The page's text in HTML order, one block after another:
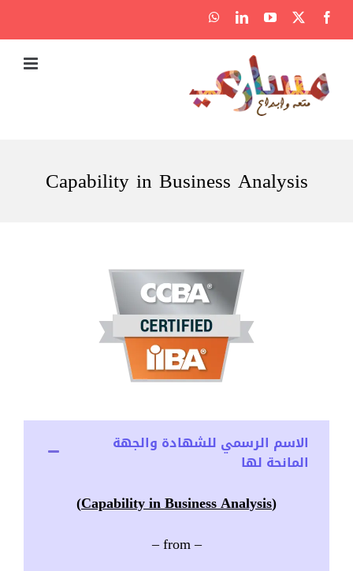
to
content
Facebook
X
YouTube
LinkedIn
WhatsApp
Capability in Business Analysis
الاسم الرسمي للشهادة والجهة
المانحة لها
(Capability in Business Analysis)
– from –